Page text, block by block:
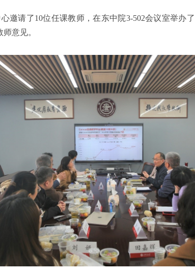
邀请了10位任课教师，在东中院3-502会议室举办了
意见。